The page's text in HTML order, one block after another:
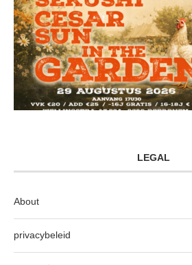
LEGAL
About
privacybeleid